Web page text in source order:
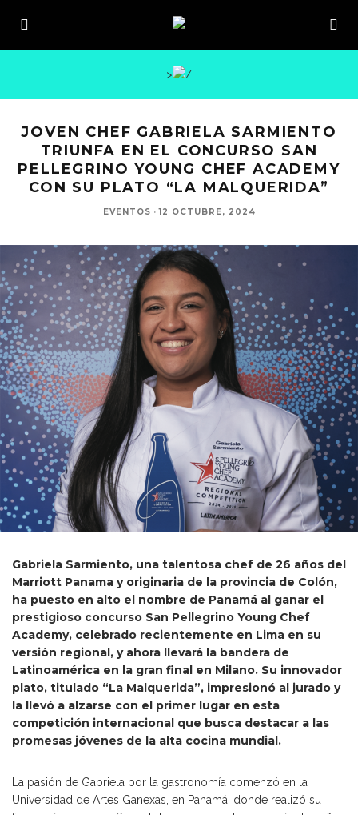
>
JOVEN CHEF GABRIELA SARMIENTO
TRIUNFA EN EL CONCURSO SAN
PELLEGRINO YOUNG CHEF ACADEMY
CON SU PLATO “LA MALQUERIDA”
EVENTOS · 12 OCTUBRE, 2024
Gabriela Sarmiento, una talentosa chef de 26 años del
Marriott Panama y originaria de la provincia de Colón,
ha puesto en alto el nombre de Panamá al ganar el
prestigioso concurso San Pellegrino Young Chef
Academy, celebrado recientemente en Lima en su
versión regional, y ahora llevará la bandera de
Latinoamérica en la gran final en Milano. Su innovador
plato, titulado “La Malquerida”, impresionó al jurado y
la llevó a alzarse con el primer lugar en esta
competición internacional que busca destacar a las
promesas jóvenes de la alta cocina mundial.
La pasión de Gabriela por la gastronomía comenzó en la
Universidad de Artes Ganexas, en Panamá, donde realizó su